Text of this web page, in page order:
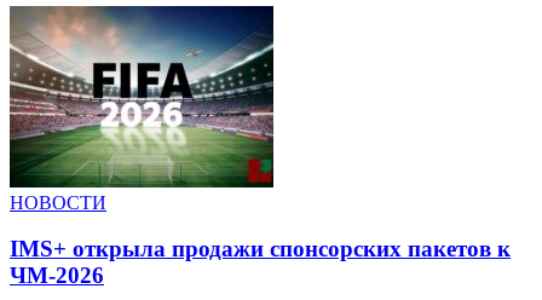
НОВОСТИ
IMS+ открыла продажи спонсорских пакетов к
ЧМ-2026